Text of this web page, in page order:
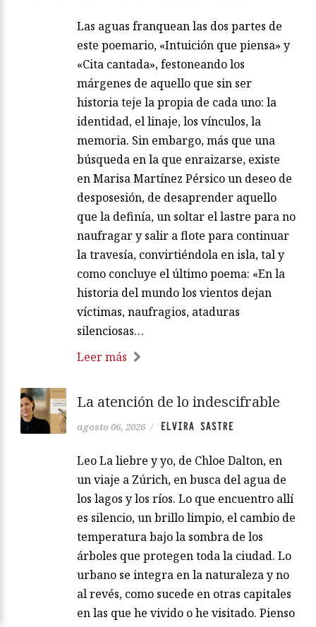
Las aguas franquean las dos partes de
este poemario, «Intuición que piensa» y
«Cita cantada», festoneando los
márgenes de aquello que sin ser
historia teje la propia de cada uno: la
identidad, el linaje, los vínculos, la
memoria. Sin embargo, más que una
búsqueda en la que enraizarse, existe
en Marisa Martínez Pérsico un deseo de
desposesión, de desaprender aquello
que la definía, un soltar el lastre para no
naufragar y salir a flote para continuar
la travesía, convirtiéndola en isla, tal y
como concluye el último poema: «En la
historia del mundo los vientos dejan
víctimas, naufragios, ataduras
silenciosas…
Leer más
La atención de lo indescifrable
agosto 06, 2026 / ELVIRA SASTRE
Leo La liebre y yo, de Chloe Dalton, en
un viaje a Zúrich, en busca del agua de
los lagos y los ríos. Lo que encuentro allí
es silencio, un brillo limpio, el cambio de
temperatura bajo la sombra de los
árboles que protegen toda la ciudad. Lo
urbano se integra en la naturaleza y no
al revés, como sucede en otras capitales
en las que he vivido o he visitado. Pienso